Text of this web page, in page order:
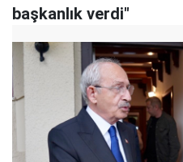
başkanlık verdi"